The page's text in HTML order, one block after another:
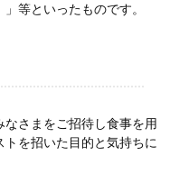
等といったものです。
さまをご招待し食事を用
を招いた目的と気持ちに